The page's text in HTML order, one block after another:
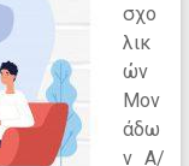
σχο
λικ
ών
Μον
άδω
ν Α/